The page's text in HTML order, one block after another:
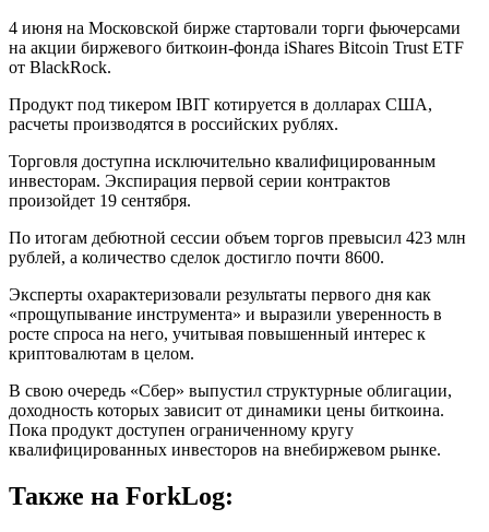
4 июня на Московской бирже стартовали торги фьючерсами
на акции биржевого биткоин-фонда iShares Bitcoin Trust ETF
от BlackRock.
Продукт под тикером IBIT котируется в долларах США,
расчеты производятся в российских рублях.
Торговля доступна исключительно квалифицированным
инвесторам. Экспирация первой серии контрактов
произойдет 19 сентября.
По итогам дебютной сессии объем торгов превысил 423 млн
рублей, а количество сделок достигло почти 8600.
Эксперты охарактеризовали результаты первого дня как
«прощупывание инструмента» и выразили уверенность в
росте спроса на него, учитывая повышенный интерес к
криптовалютам в целом.
В свою очередь «Сбер» выпустил структурные облигации,
доходность которых зависит от динамики цены биткоина.
Пока продукт доступен ограниченному кругу
квалифицированных инвесторов на внебиржевом рынке.
Также на ForkLog: